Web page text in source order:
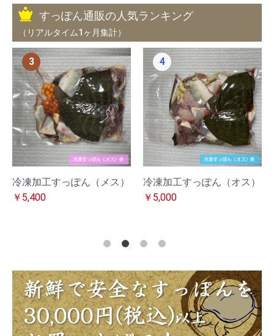
すっぽん通販の人気ランキング
（リアルタイム1ヶ月集計）
冷凍加工すっぽん（メス）
￥5,400
3
冷凍加工すっぽん（オス）
￥5,000
4